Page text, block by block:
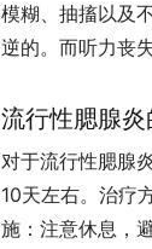
模糊、抽搐以及
逆的。而听力丧
流行性腮腺炎
对于流行性腮腺
10天左右。治疗
施：注意休息，